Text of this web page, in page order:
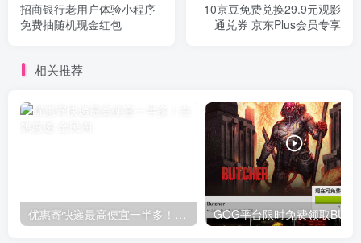
招商银行老用户体验小程序
免费抽随机现金红包
10京豆免费兑换29.9元观影
通兑券 京东Plus会员专享
相关推荐
优惠寄快递最高便宜一半多！白鸽惠递